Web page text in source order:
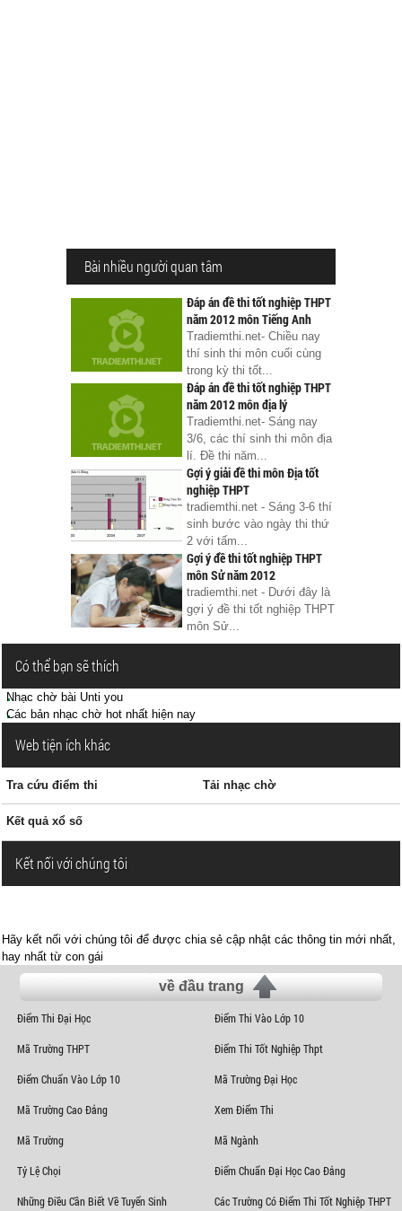
Bài nhiều người quan tâm
Đáp án đề thi tốt nghiệp THPT
năm 2012 môn Tiếng Anh
Tradiemthi.net- Chiều nay
thí sinh thi môn cuối cùng
trong kỳ thi tốt...
Đáp án đề thi tốt nghiệp THPT
năm 2012 môn địa lý
Tradiemthi.net- Sáng nay
3/6, các thí sinh thi môn địa
lí. Đề thi năm...
Gợi ý giải đề thi môn Địa tốt
nghiệp THPT
tradiemthi.net - Sáng 3-6 thí
sinh bước vào ngày thi thứ
2 với tấm...
Gợi ý đề thi tốt nghiệp THPT
môn Sử năm 2012
tradiemthi.net - Dưới đây là
gợi ý đề thi tốt nghiệp THPT
môn Sử...
Có thể bạn sẽ thích
Nhạc chờ bài Unti you
Các bản nhạc chờ hot nhất hiện nay
Web tiện ích khác
Tra cứu điểm thi Tải nhạc chờ
Kết quả xổ số
Kết nối với chúng tôi
Hãy kết nối với chúng tôi để được chia sẻ cập nhật các thông tin mới nhất,
hay nhất từ con gái
về đầu trang
Điểm Thi Đại Học Điểm Thi Vào Lớp 10
Mã Trường THPT Điểm Thi Tốt Nghiệp Thpt
Điểm Chuẩn Vào Lớp 10 Mã Trường Đại Học
Mã Trường Cao Đẳng Xem Điểm Thi
Mã Trường Mã Ngành
Tỷ Lệ Chọi Điểm Chuẩn Đại Học Cao Đẳng
Những Điều Cần Biết Về Tuyển Sinh Các Trường Có Điểm Thi Tốt Nghiệp THPT